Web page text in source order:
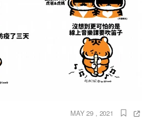
MAY 29 , 2021